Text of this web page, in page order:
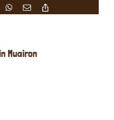
la
WhatsApp
Email
Link
Muairon